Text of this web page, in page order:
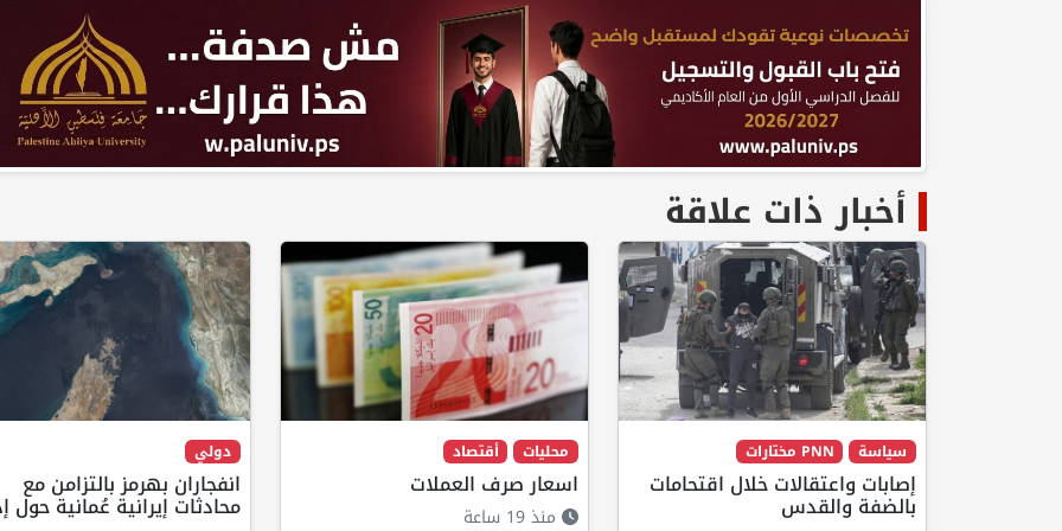
أخبار ذات علاقة
سياسة PNN مختارات
إصابات واعتقالات خلال اقتحامات
بالضفة والقدس
محليات أقتصاد
اسعار صرف العملات
منذ 19 ساعة
دولي
انفجاران بهرمز بالتزامن مع
محادثات إيرانية عُمانية حول